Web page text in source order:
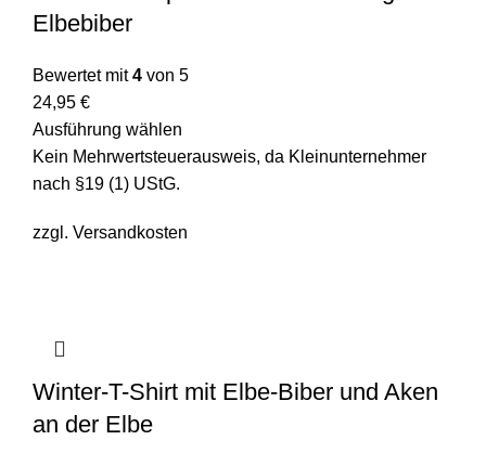
Elbebiber
Bewertet mit4 von 5
24,95 €
Ausführung wählen
Kein Mehrwertsteuerausweis, da Kleinunternehmer
nach §19 (1) UStG.
zzgl. Versandkosten
Winter-T-Shirt mit Elbe-Biber und Aken
an der Elbe